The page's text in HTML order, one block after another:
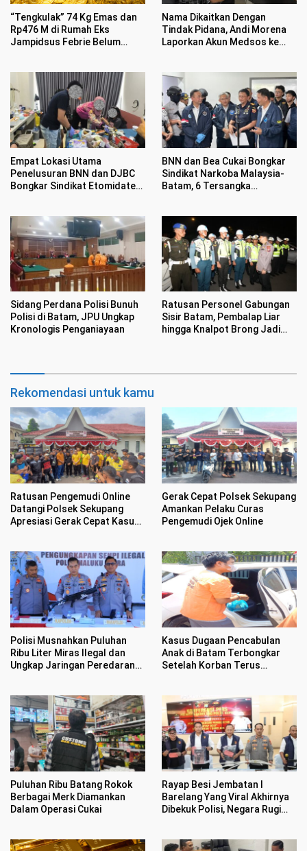
“Tengkulak” 74 Kg Emas dan
Rp476 M di Rumah Eks
Jampidsus Febrie Belum
Nama Dikaitkan Dengan
Tindak Pidana, Andi Morena
Laporkan Akun Medsos ke
Empat Lokasi Utama
Penelusuran BNN dan DJBC
Bongkar Sindikat Etomidate
BNN dan Bea Cukai Bongkar
Sindikat Narkoba Malaysia-
Batam, 6 Tersangka
Sidang Perdana Polisi Bunuh
Polisi di Batam, JPU Ungkap
Kronologis Penganiayaan
Ratusan Personel Gabungan
Sisir Batam, Pembalap Liar
hingga Knalpot Brong Jadi
Rekomendasi untuk kamu
Ratusan Pengemudi Online
Datangi Polsek Sekupang
Apresiasi Gerak Cepat Kasus
Gerak Cepat Polsek Sekupang
Amankan Pelaku Curas
Pengemudi Ojek Online
Polisi Musnahkan Puluhan
Ribu Liter Miras Ilegal dan
Ungkap Jaringan Peredaran
Kasus Dugaan Pencabulan
Anak di Batam Terbongkar
Setelah Korban Terus
Puluhan Ribu Batang Rokok
Berbagai Merk Diamankan
Dalam Operasi Cukai
Rayap Besi Jembatan I
Barelang Yang Viral Akhirnya
Dibekuk Polisi, Negara Rugi